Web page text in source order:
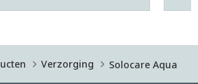
Verzorging Solocare Aqua